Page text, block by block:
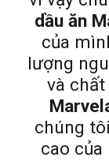
dầu ăn
của
lượng
và
chúng
cao